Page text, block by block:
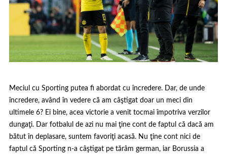
Meciul cu Sporting putea fi abordat cu încredere. Dar, de unde
încredere, având în vedere că am câştigat doar un meci din
ultimele 6? Ei bine, acea victorie a venit tocmai împotriva verzilor
dungaţi. Dar fotbalul de azi nu mai ţine cont de faptul că dacă am
bătut în deplasare, suntem favoriţi acasă. Nu ţine cont nici de
faptul că Sporting n-a câştigat pe tărâm german, iar Borussia a